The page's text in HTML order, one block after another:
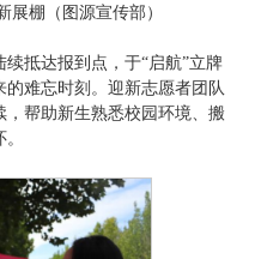
展棚（图源宣传部）
抵达报到点，于“启航”立牌
难忘时刻。迎新志愿者团队
，帮助新生熟悉校园环境、搬